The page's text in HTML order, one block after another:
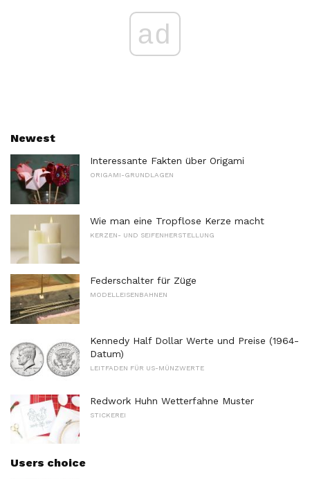
ad
Newest
Interessante Fakten über Origami
ORIGAMI-GRUNDLAGEN
Wie man eine Tropflose Kerze macht
KERZEN- UND SEIFENHERSTELLUNG
Federschalter für Züge
MODELLEISENBAHNEN
Kennedy Half Dollar Werte und Preise (1964-
Datum)
LEITFADEN FÜR US-MÜNZWERTE
Redwork Huhn Wetterfahne Muster
STICKEREI
Users choice